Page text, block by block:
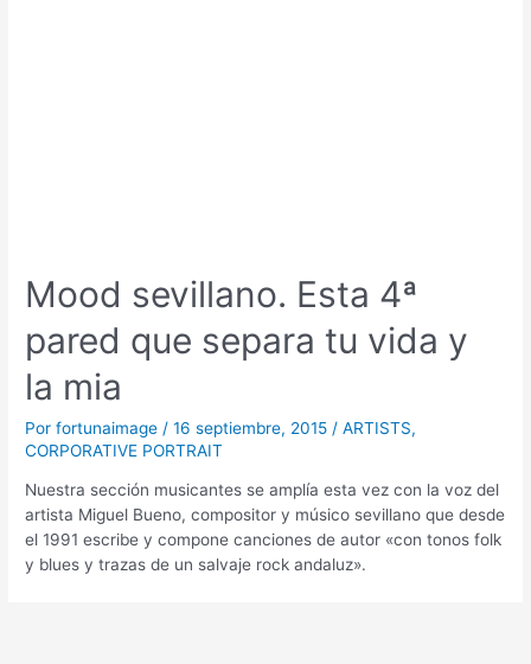
Mood sevillano. Esta 4ª
pared que separa tu vida y
la mia
Porfortunaimage /16 septiembre, 2015 /ARTISTS,
CORPORATIVE PORTRAIT
Nuestra sección musicantes se amplía esta vez con la voz del
artista Miguel Bueno, compositor y músico sevillano que desde
el 1991 escribe y compone canciones de autor «con tonos folk
y blues y trazas de un salvaje rock andaluz».